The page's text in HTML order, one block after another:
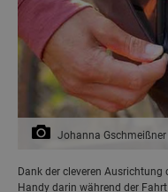
Johanna Gschmeißner
Dank der cleveren Ausrichtung
Handy darin während der Fahrt